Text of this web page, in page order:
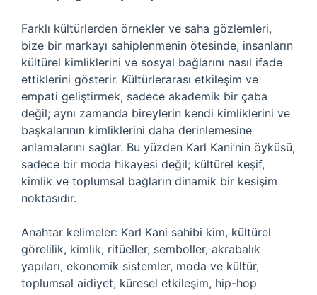
Farklı kültürlerden örnekler ve saha gözlemleri,
bize bir markayı sahiplenmenin ötesinde, insanların
kültürel kimliklerini ve sosyal bağlarını nasıl ifade
ettiklerini gösterir. Kültürlerarası etkileşim ve
empati geliştirmek, sadece akademik bir çaba
değil; aynı zamanda bireylerin kendi kimliklerini ve
başkalarının kimliklerini daha derinlemesine
anlamalarını sağlar. Bu yüzden Karl Kani’nin öyküsü,
sadece bir moda hikayesi değil; kültürel keşif,
kimlik ve toplumsal bağların dinamik bir kesişim
noktasıdır.
Anahtar kelimeler: Karl Kani sahibi kim, kültürel
görelilik, kimlik, ritüeller, semboller, akrabalık
yapıları, ekonomik sistemler, moda ve kültür,
toplumsal aidiyet, küresel etkileşim, hip-hop